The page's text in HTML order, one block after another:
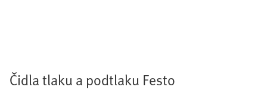
Čidla tlaku a podtlaku Festo